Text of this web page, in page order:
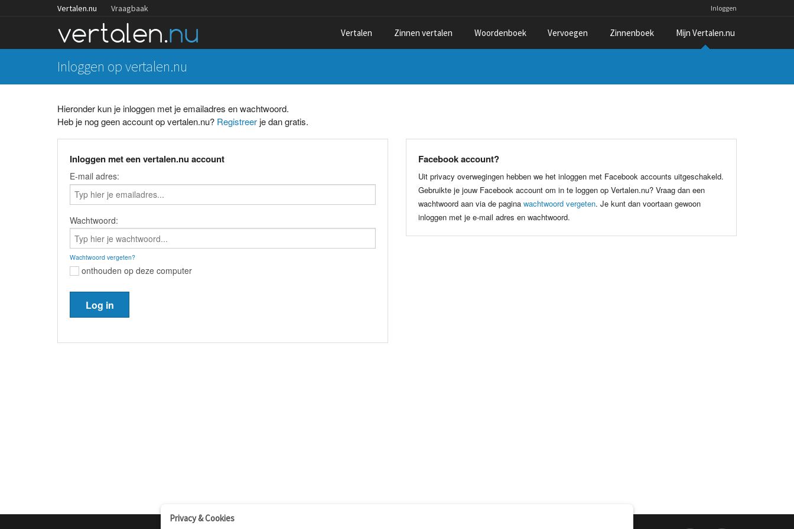
Vertalen.nu Vraagbaak Inloggen
Vertalen Zinnen vertalen Woordenboek Vervoegen Zinnenboek Mijn Vertalen.nu
Inloggen op vertalen.nu
Hieronder kun je inloggen met je emailadres en wachtwoord.
Heb je nog geen account op vertalen.nu? Registreerje dan gratis.
Inloggen met een vertalen.nu account
E-mail adres:
Wachtwoord:
Wachtwoord vergeten?
onthouden op deze computer
Facebook account?
Uit privacy overwegingen hebben we het inloggen met Facebook accounts uitgeschakeld.
Gebruikte je jouw Facebook account om in te loggen op Vertalen.nu? Vraag dan een
wachtwoord aan via de pagina wachtwoord vergeten. Je kunt dan voortaan gewoon
inloggen met je e-mail adres en wachtwoord.
Privacy & Cookies